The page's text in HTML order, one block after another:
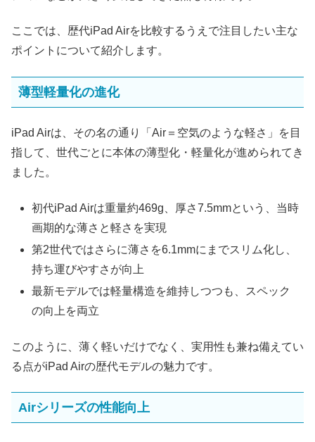
ここでは、歴代iPad Airを比較するうえで注目したい主な
ポイントについて紹介します。
薄型軽量化の進化
iPad Airは、その名の通り「Air＝空気のような軽さ」を目
指して、世代ごとに本体の薄型化・軽量化が進められてき
ました。
初代iPad Airは重量約469g、厚さ7.5mmという、当時
画期的な薄さと軽さを実現
第2世代ではさらに薄さを6.1mmにまでスリム化し、
持ち運びやすさが向上
最新モデルでは軽量構造を維持しつつも、スペック
の向上を両立
このように、薄く軽いだけでなく、実用性も兼ね備えてい
る点がiPad Airの歴代モデルの魅力です。
Airシリーズの性能向上